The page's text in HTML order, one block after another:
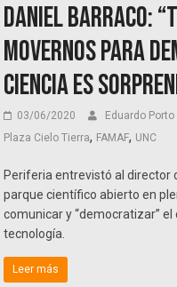
Daniel Barraco:
movernos para
ciencia es
03/06/2020 Eduardo Porto
Plaza Cielo Tierra, FAMAF, UNC
Periferia entrevistó al director
parque científico abierto en
comunicar y “democratizar”
tecnología.
Leer más